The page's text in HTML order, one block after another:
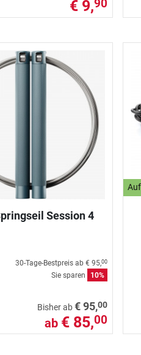
€ 9,90
Session 4
30-Tage-Bestpreis ab € 95,00
Sie sparen 10%
Bisher ab€ 95,00
ab € 85,00